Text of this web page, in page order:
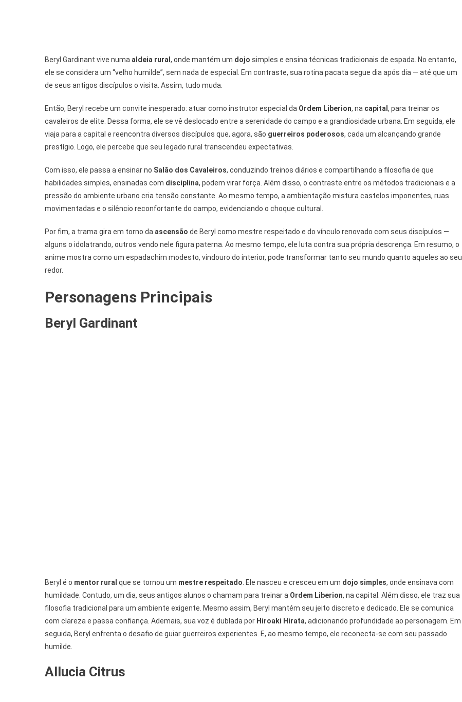
Beryl Gardinant vive numa aldeia rural , onde mantém um dojo simples e ensina técnicas tradicionais de espada. No entanto,
ele se considera um “velho humilde”, sem nada de especial. Em contraste, sua rotina pacata segue dia após dia — até que um
de seus antigos discípulos o visita. Assim, tudo muda.
Então, Beryl recebe um convite inesperado: atuar como instrutor especial da Ordem Liberion, na capital , para treinar os
cavaleiros de elite. Dessa forma, ele se vê deslocado entre a serenidade do campo e a grandiosidade urbana. Em seguida, ele
viaja para a capital e reencontra diversos discípulos que, agora, são guerreiros poderosos, cada um alcançando grande
prestígio. Logo, ele percebe que seu legado rural transcendeu expectativas.
Com isso, ele passa a ensinar no Salão dos Cavaleiros, conduzindo treinos diários e compartilhando a filosofia de que
habilidades simples, ensinadas com disciplina, podem virar força. Além disso, o contraste entre os métodos tradicionais e a
pressão do ambiente urbano cria tensão constante. Ao mesmo tempo, a ambientação mistura castelos imponentes, ruas
movimentadas e o silêncio reconfortante do campo, evidenciando o choque cultural.
Por fim, a trama gira em torno da ascensão de Beryl como mestre respeitado e do vínculo renovado com seus discípulos —
alguns o idolatrando, outros vendo nele figura paterna. Ao mesmo tempo, ele luta contra sua própria descrença. Em resumo, o
anime mostra como um espadachim modesto, vindouro do interior, pode transformar tanto seu mundo quanto aqueles ao seu
redor.
Personagens Principais
Beryl Gardinant
Beryl é o mentor rural que se tornou um mestre respeitado . Ele nasceu e cresceu em um dojo simples, onde ensinava com
humildade. Contudo, um dia, seus antigos alunos o chamam para treinar a Ordem Liberion, na capital. Além disso, ele traz sua
filosofia tradicional para um ambiente exigente. Mesmo assim, Beryl mantém seu jeito discreto e dedicado. Ele se comunica
com clareza e passa confiança. Ademais, sua voz é dublada por Hiroaki Hirata, adicionando profundidade ao personagem. Em
seguida, Beryl enfrenta o desafio de guiar guerreiros experientes. E, ao mesmo tempo, ele reconecta-se com seu passado
humilde.
Allucia Citrus